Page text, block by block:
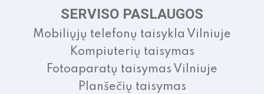
SERVISO PASLAUGOS
Mobiliųjų telefonų taisykla Vilniuje
Kompiuterių taisymas
Fotoaparatų taisymas Vilniuje
Planšečių taisymas